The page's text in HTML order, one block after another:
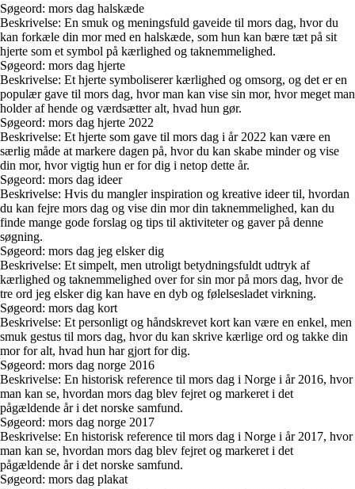
Søgeord: mors dag halskæde
Beskrivelse: En smuk og meningsfuld gaveide til mors dag, hvor du
kan forkæle din mor med en halskæde, som hun kan bære tæt på sit
hjerte som et symbol på kærlighed og taknemmelighed.
Søgeord: mors dag hjerte
Beskrivelse: Et hjerte symboliserer kærlighed og omsorg, og det er en
populær gave til mors dag, hvor man kan vise sin mor, hvor meget man
holder af hende og værdsætter alt, hvad hun gør.
Søgeord: mors dag hjerte 2022
Beskrivelse: Et hjerte som gave til mors dag i år 2022 kan være en
særlig måde at markere dagen på, hvor du kan skabe minder og vise
din mor, hvor vigtig hun er for dig i netop dette år.
Søgeord: mors dag ideer
Beskrivelse: Hvis du mangler inspiration og kreative ideer til, hvordan
du kan fejre mors dag og vise din mor din taknemmelighed, kan du
finde mange gode forslag og tips til aktiviteter og gaver på denne
søgning.
Søgeord: mors dag jeg elsker dig
Beskrivelse: Et simpelt, men utroligt betydningsfuldt udtryk af
kærlighed og taknemmelighed over for sin mor på mors dag, hvor de
tre ord jeg elsker dig kan have en dyb og følelsesladet virkning.
Søgeord: mors dag kort
Beskrivelse: Et personligt og håndskrevet kort kan være en enkel, men
smuk gestus til mors dag, hvor du kan skrive kærlige ord og takke din
mor for alt, hvad hun har gjort for dig.
Søgeord: mors dag norge 2016
Beskrivelse: En historisk reference til mors dag i Norge i år 2016, hvor
man kan se, hvordan mors dag blev fejret og markeret i det
pågældende år i det norske samfund.
Søgeord: mors dag norge 2017
Beskrivelse: En historisk reference til mors dag i Norge i år 2017, hvor
man kan se, hvordan mors dag blev fejret og markeret i det
pågældende år i det norske samfund.
Søgeord: mors dag plakat